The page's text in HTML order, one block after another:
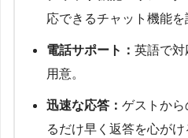
応できるチャット機能を
電話サポート： 英語で
用意。
迅速な応答： ゲストか
るだけ早く返答を心がけ